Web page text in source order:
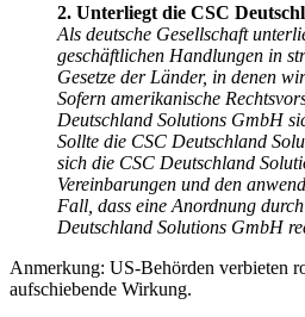
2. Unterliegt die CSC
Als deutsche Gesellschaft
geschäftlichen Handlungen in
Gesetze der Länder, in denen
Sofern amerikanische
Deutschland Solutions GmbH
Sollte die CSC Deutschland
sich die CSC Deutschland
Vereinbarungen und den
Fall, dass eine Anordnung
Deutschland Solutions GmbH
Anmerkung: US-Behörden verbieten
aufschiebende Wirkung.